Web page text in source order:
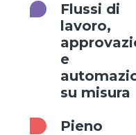
Flussi di
lavoro,
e
su misura
Pieno